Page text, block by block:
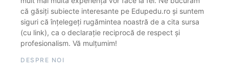
că găsiți subiecte interesante pe Edupedu.ro și suntem
siguri că înțelegeți rugămintea noastră de a cita sursa
(cu link), ca o declarație reciprocă de respect și
profesionalism. Vă mulțumim!
DESPRE NOI